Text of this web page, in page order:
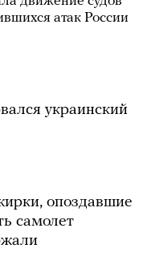
атак России
украинский
опоздавшие
самолет